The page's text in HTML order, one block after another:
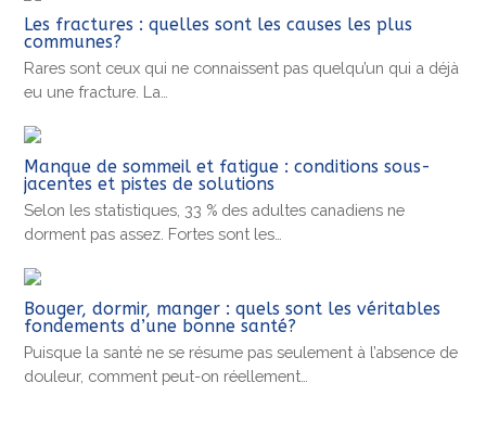
Les fractures : quelles sont les causes les plus
communes?
Rares sont ceux qui ne connaissent pas quelqu’un qui a déjà
eu une fracture. La…
Manque de sommeil et fatigue : conditions sous-
jacentes et pistes de solutions
Selon les statistiques, 33 % des adultes canadiens ne
dorment pas assez. Fortes sont les…
Bouger, dormir, manger : quels sont les véritables
fondements d’une bonne santé?
Puisque la santé ne se résume pas seulement à l’absence de
douleur, comment peut-on réellement…